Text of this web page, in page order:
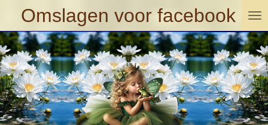
direct
naar
de
hoofdinhoud
Omslagen voor facebook